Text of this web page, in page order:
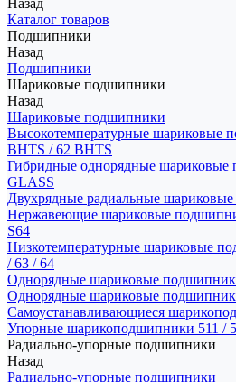
Назад
Каталог товаров
Подшипники
Назад
Подшипники
Шариковые подшипники
Назад
Шариковые подшипники
Высокотемпературные шариковые
BHTS / 62 BHTS
Гибридные однорядные
GLASS
Двухрядные радиальные
Нержавеющие шариковые
S64
Низкотемпературные шариковые
/ 63 / 64
Однорядные шариковые
Однорядные шариковые
Самоустанавливающиеся
Упорные шарикоподшипники 511 /
Радиально-упорные подшипники
Назад
Радиально-упорные подшипники